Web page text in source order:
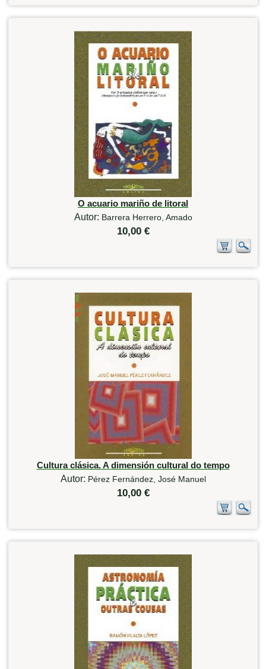
O acuario mariño de litoral
Autor: Barrera Herrero, Amado
10,00 €
Cultura clásica. A dimensión cultural do tempo
Autor: Pérez Fernández, José Manuel
10,00 €